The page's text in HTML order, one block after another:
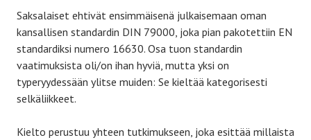
Saksalaiset ehtivät ensimmäisenä julkaisemaan oman
kansallisen standardin DIN 79000, joka pian pakotettiin EN
standardiksi numero 16630. Osa tuon standardin
vaatimuksista oli/on ihan hyviä, mutta yksi on
typeryydessään ylitse muiden: Se kieltää kategorisesti
selkäliikkeet.
Kielto perustuu yhteen tutkimukseen, joka esittää millaista